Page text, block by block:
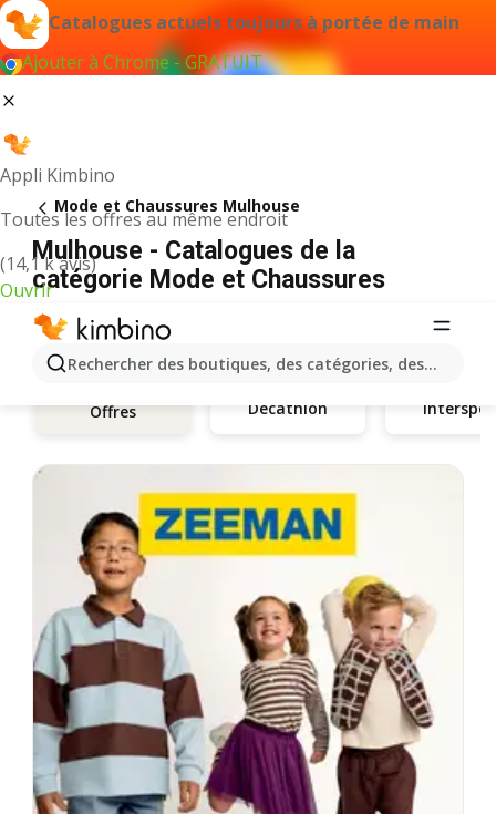
Catalogues actuels toujours à portée de main
Ajouter à Chrome - GRATUIT
Appli Kimbino
Toutes les offres au même endroit
(14,1 k avis)
Ouvrir
Rechercher des boutiques, des catégories, des
Mode et Chaussures Mulhouse
Mulhouse - Catalogues de la
catégorie Mode et Chaussures
Offres Decathlon